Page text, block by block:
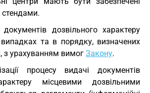
дозвільного характеру
та в порядку, визначених
з урахуванням вимог Закону.
процесу видачі документів
місцевими дозвільними